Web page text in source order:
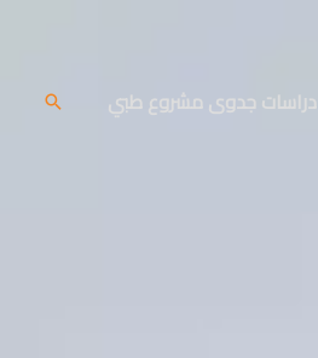
دراسات جدوى مشروع طبي البحث